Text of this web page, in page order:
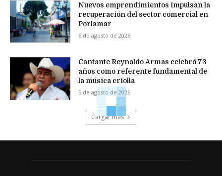
Nuevos emprendimientos impulsan la
recuperación del sector comercial en
Porlamar
6 de agosto de 2026
Cantante Reynaldo Armas celebró 73
años como referente fundamental de
la música criolla
5 de agosto de 2026
Cargar más